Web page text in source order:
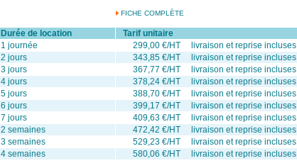
FICHE COMPLÈTE
Durée de location
Tarif unitaire
1 journée
299,00 €/HT livraison et reprise incluses
2 jours
343,85 €/HT livraison et reprise incluses
3 jours
367,77 €/HT livraison et reprise incluses
4 jours
378,24 €/HT livraison et reprise incluses
5 jours
388,70 €/HT livraison et reprise incluses
6 jours
399,17 €/HT livraison et reprise incluses
7 jours
409,63 €/HT livraison et reprise incluses
2 semaines
472,42 €/HT livraison et reprise incluses
3 semaines
529,23 €/HT livraison et reprise incluses
4 semaines
580,06 €/HT livraison et reprise incluses